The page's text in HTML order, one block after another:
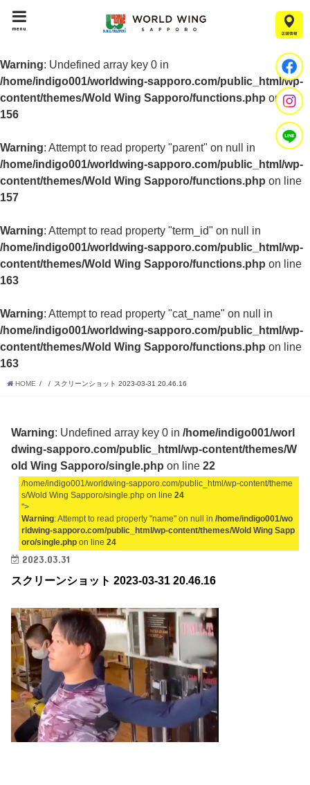
menu
Warning: Undefined array key 0 in
/home/indigo001/worldwing-sapporo.com/public_html/wp-
content/themes/Wold Wing Sapporo/functions.php on line
156
Warning: Attempt to read property "parent" on null in
/home/indigo001/worldwing-sapporo.com/public_html/wp-
content/themes/Wold Wing Sapporo/functions.php on line
157
Warning: Attempt to read property "term_id" on null in
/home/indigo001/worldwing-sapporo.com/public_html/wp-
content/themes/Wold Wing Sapporo/functions.php on line
163
Warning: Attempt to read property "cat_name" on null in
/home/indigo001/worldwing-sapporo.com/public_html/wp-
content/themes/Wold Wing Sapporo/functions.php on line
163
HOME スクリーンショット 2023-03-31 20.46.16
Warning: Undefined array key 0 in/home/indigo001/worl
dwing-sapporo.com/public_html/wp-content/themes/W
old Wing Sapporo/single.php on line22
/home/indigo001/worldwing-sapporo.com/public_html/wp-content/theme
s/Wold Wing Sapporo/single.php on line24
">
Warning: Attempt to read property "name" on null in/home/indigo001/wo
rldwing-sapporo.com/public_html/wp-content/themes/Wold Wing Sapp
oro/single.php on line24
2023.03.31
スクリーンショット 2023-03-31 20.46.16